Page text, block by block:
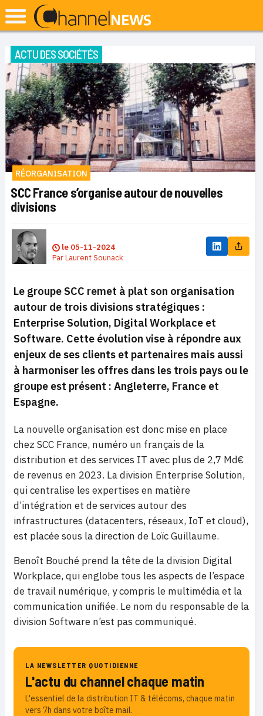
ACTU DES SOCIÉTÉS
RÉORGANISATION
SCC France s’organise autour de nouvelles
divisions
le 05-11-2024
ParLaurent Sounack
Le groupe SCC remet à plat son organisation
autour de trois divisions stratégiques :
Enterprise Solution, Digital Workplace et
Software. Cette évolution vise à répondre aux
enjeux de ses clients et partenaires mais aussi
à harmoniser les offres dans les trois pays ou le
groupe est présent : Angleterre, France et
Espagne.
La nouvelle organisation est donc mise en place
chez SCC France, numéro un français de la
distribution et des services IT avec plus de 2,7 Md€
de revenus en 2023. La division Enterprise Solution,
qui centralise les expertises en matière
d’intégration et de services autour des
infrastructures (datacenters, réseaux, IoT et cloud),
est placée sous la direction de Loïc Guillaume.
Benoît Bouché prend la tête de la division Digital
Workplace, qui englobe tous les aspects de l’espace
de travail numérique, y compris le multimédia et la
communication unifiée. Le nom du responsable de la
division Software n’est pas communiqué.
LA NEWSLETTER QUOTIDIENNE
L'actu du channel chaque matin
L'essentiel de la distribution IT & télécoms, chaque matin
vers 7h dans votre boîte mail.